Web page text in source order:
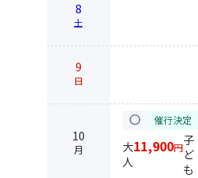
8
土
9
日
10
月
circle 催行決定
大
人
11,900円子
ど
も